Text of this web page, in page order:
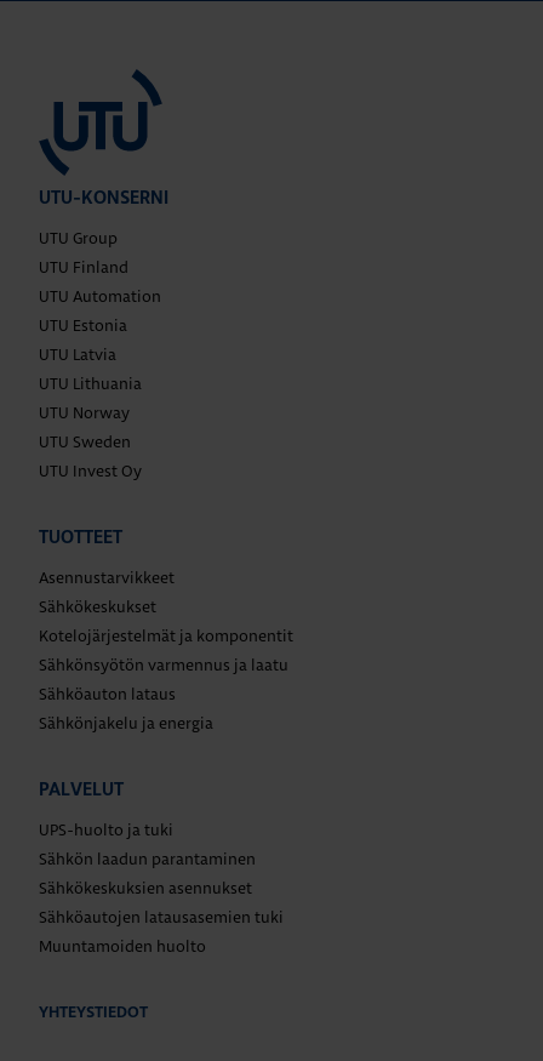
UTU-KONSERNI
UTU Group
UTU Finland
UTU Automation
UTU Estonia
UTU Latvia
UTU Lithuania
UTU Norway
UTU Sweden
UTU Invest Oy
TUOTTEET
Asennustarvikkeet
Sähkökeskukset
Kotelojärjestelmät ja komponentit
Sähkönsyötön varmennus ja laatu
Sähköauton lataus
Sähkönjakelu ja energia
PALVELUT
UPS-huolto ja tuki
Sähkön laadun parantaminen
Sähkökeskuksien asennukset
Sähköautojen latausasemien tuki
Muuntamoiden huolto
YHTEYSTIEDOT